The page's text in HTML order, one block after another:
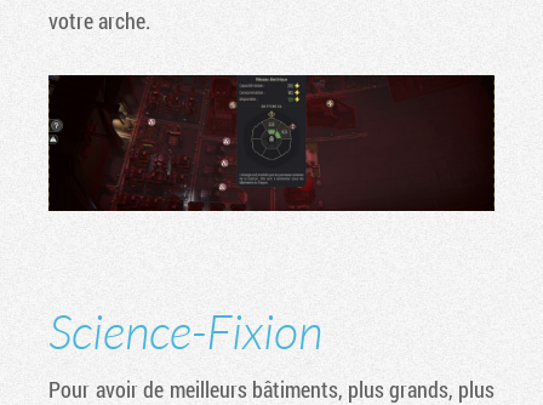
votre arche.
Science-Fixion
Pour avoir de meilleurs bâtiments, plus grands, plus